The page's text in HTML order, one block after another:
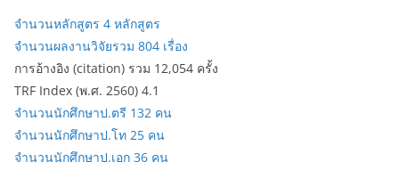
จำนวนหลักสูตร 4 หลักสูตร
จำนวนผลงานวิจัยรวม 804 เรื่อง
การอ้างอิง (citation) รวม 12,054 ครั้ง
TRF Index (พ.ศ. 2560) 4.1
จำนวนนักศึกษาป.ตรี 132 คน
จำนวนนักศึกษาป.โท 25 คน
จำนวนนักศึกษาป.เอก 36 คน